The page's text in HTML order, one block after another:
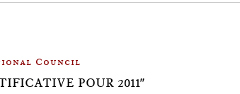
Council
POUR 2011"